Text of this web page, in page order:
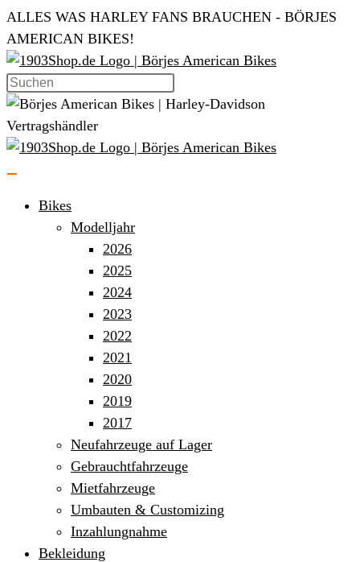
Zum
Inhalt
springen
ALLES WAS HARLEY FANS BRAUCHEN - BÖRJES
AMERICAN BIKES!
Bikes
Modelljahr
2026
2025
2024
2023
2022
2021
2020
2019
2017
Neufahrzeuge auf Lager
Gebrauchtfahrzeuge
Mietfahrzeuge
Umbauten & Customizing
Inzahlungnahme
Bekleidung